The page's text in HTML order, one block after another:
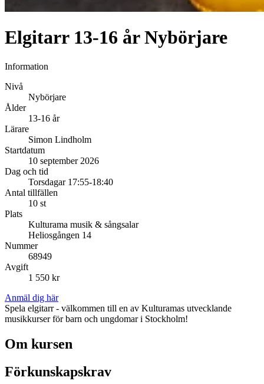
Elgitarr 13-16 år Nybörjare
Information
Nivå
Nybörjare
Ålder
13-16 år
Lärare
Simon Lindholm
Startdatum
10 september 2026
Dag och tid
Torsdagar 17:55-18:40
Antal tillfällen
10 st
Plats
Kulturama musik & sångsalar
Heliosgången 14
Nummer
68949
Avgift
1 550 kr
Anmäl dig här
Spela elgitarr - välkommen till en av Kulturamas utvecklande
musikkurser för barn och ungdomar i Stockholm!
Om kursen
Förkunskapskrav